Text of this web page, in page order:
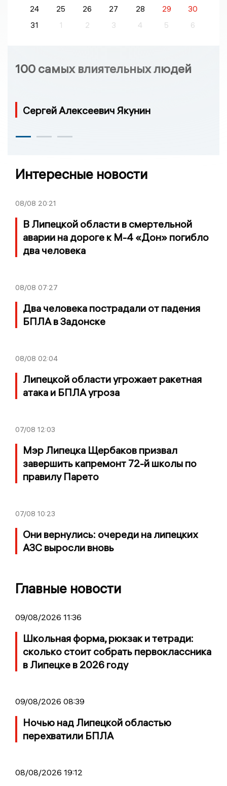
24 25 26 27 28 29
30
31
1 2 3 4 5 6
100 самых влиятельных людей
Сергей Алексеевич Якунин
Интересные новости
08/08 20:21
В Липецкой области в смертельной
аварии на дороге к М-4 «Дон» погибло
два человека
08/08 07:27
Два человека пострадали от падения
БПЛА в Задонске
08/08 02:04
Липецкой области угрожает ракетная
атака и БПЛА угроза
07/08 12:03
Мэр Липецка Щербаков призвал
завершить капремонт 72-й школы по
правилу Парето
07/08 10:23
Они вернулись: очереди на липецких
АЗС выросли вновь
Главные новости
09/08/2026 11:36
Школьная форма, рюкзак и тетради:
сколько стоит собрать первоклассника
в Липецке в 2026 году
09/08/2026 08:39
Ночью над Липецкой областью
перехватили БПЛА
08/08/2026 19:12